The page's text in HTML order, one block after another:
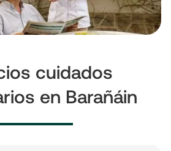
cuidados
en Barañáin